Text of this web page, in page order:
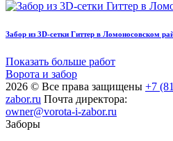
Забор из 3D-сетки Гиттер в Ломоносовском
Показать больше работ
Ворота и забор
2026 © Все права защищены +7
zabor.ru Почта директора:
owner@vorota-i-zabor.ru
Заборы